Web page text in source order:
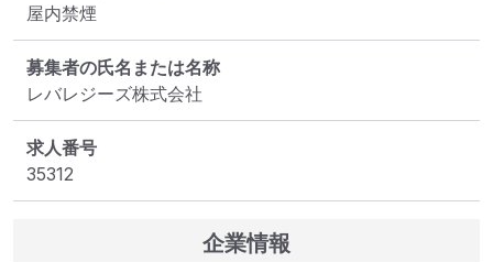
屋内禁煙
募集者の氏名または名称
レバレジーズ株式会社
求人番号
35312
企業情報